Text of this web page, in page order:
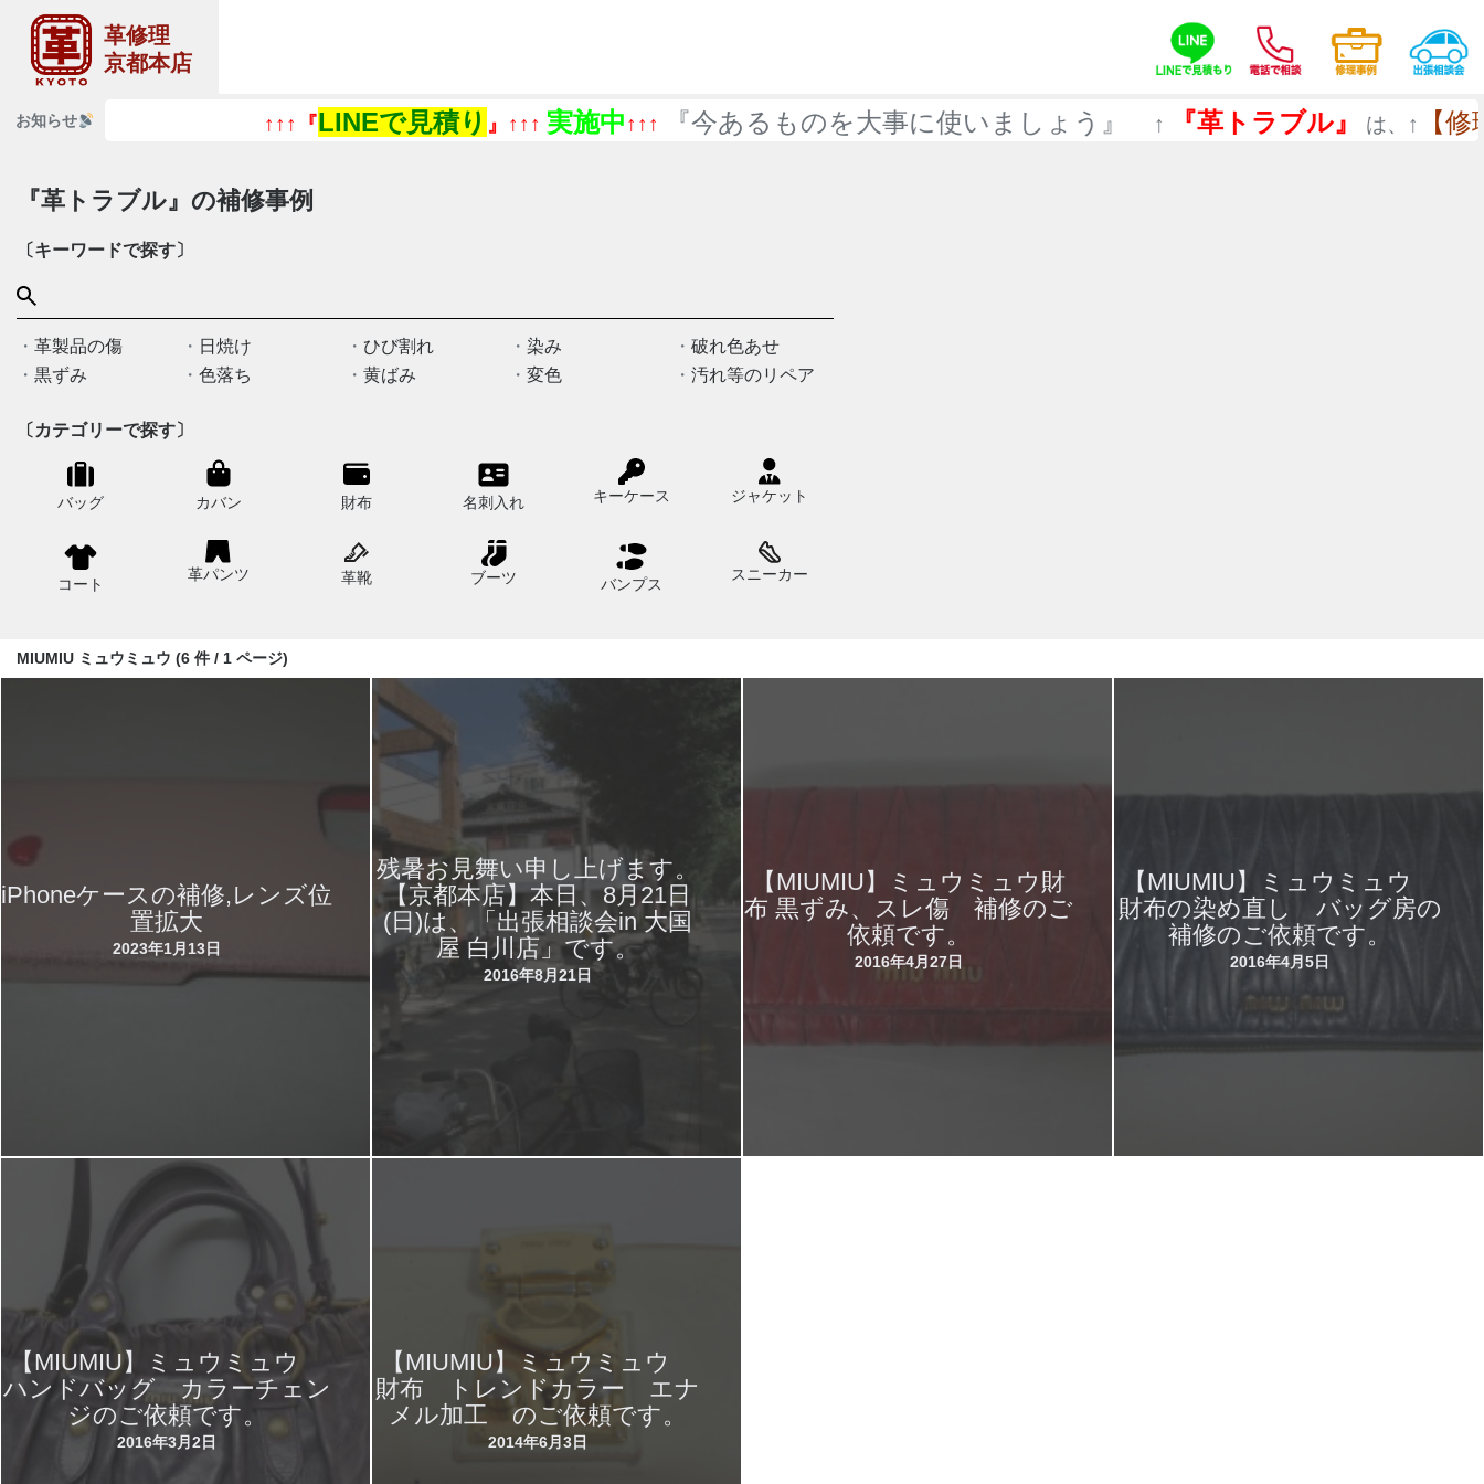
革修理
京都本店
お知らせ ↑↑↑『LINEで見積り』↑↑↑ 実施中↑↑↑『今あるものを大事に使いましょう』↑ 『革トラブル』は、↑【修理
『革トラブル』の補修事例
〔キーワードで探す〕
革製品の傷 日焼け ひび割れ 染み
破れ色あせ
黒ずみ
色落ち 黄ばみ 変色 汚れ等のリペア
〔カテゴリーで探す〕
バッグ カバン 財布 名刺入れ キーケース ジャケット
コート
革パンツ 革靴 ブーツ バンプス
スニーカー
MIUMIU ミュウミュウ (6 件 / 1 ページ)
iPhoneケースの補修,レンズ位
置拡大
2023年1月13日
残暑お見舞い申し上げます。
【京都本店】本日、8月21日
(日)は、「出張相談会in 大国
屋 白川店」です。
2016年8月21日
【MIUMIU】ミュウミュウ財
布 黒ずみ、スレ傷 補修のご
依頼です。
2016年4月27日
【MIUMIU】ミュウミュウ
財布の染め直し バッグ房の
補修のご依頼です。
2016年4月5日
【MIUMIU】ミュウミュウ
ハンドバッグ カラーチェン
ジのご依頼です。
2016年3月2日
【MIUMIU】ミュウミュウ
財布 トレンドカラー エナ
メル加工 のご依頼です。
2014年6月3日